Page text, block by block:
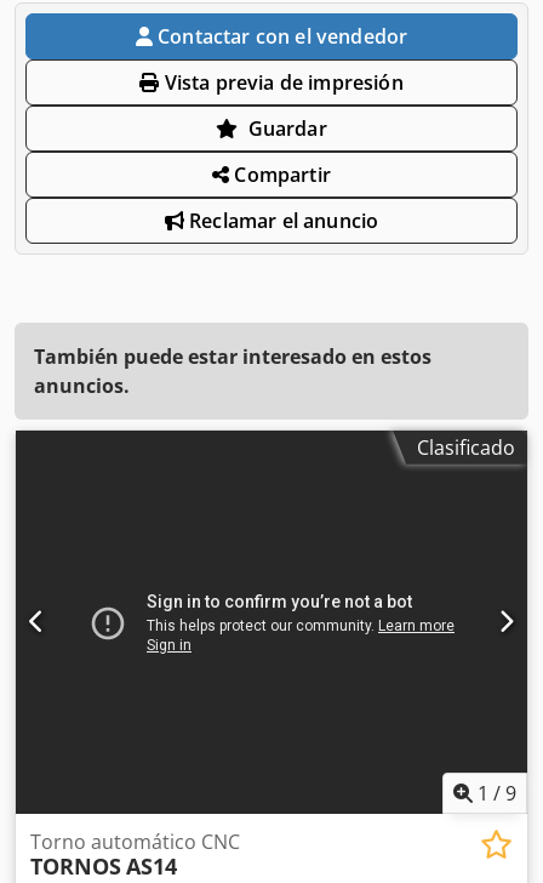
Contactar con el vendedor
Vista previa de impresión
Guardar
Compartir
Reclamar el anuncio
También puede estar interesado en estos
anuncios.
Clasificado
1 /9
Torno automático CNC
TORNOSAS14